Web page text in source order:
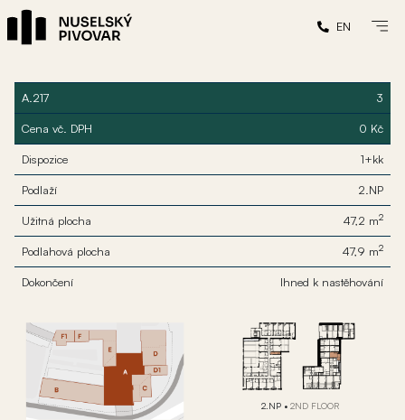
EN
A.217 3
Cena vč. DPH 0 Kč
Dispozice 1+kk
Podlaží 2.NP
Užitná plocha 47,2 m2
Podlahová plocha 47,9 m2
Dokončení Ihned k nastěhování
2.NP • 2ND FLOOR